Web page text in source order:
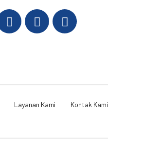
Layanan Kami Kontak Kami